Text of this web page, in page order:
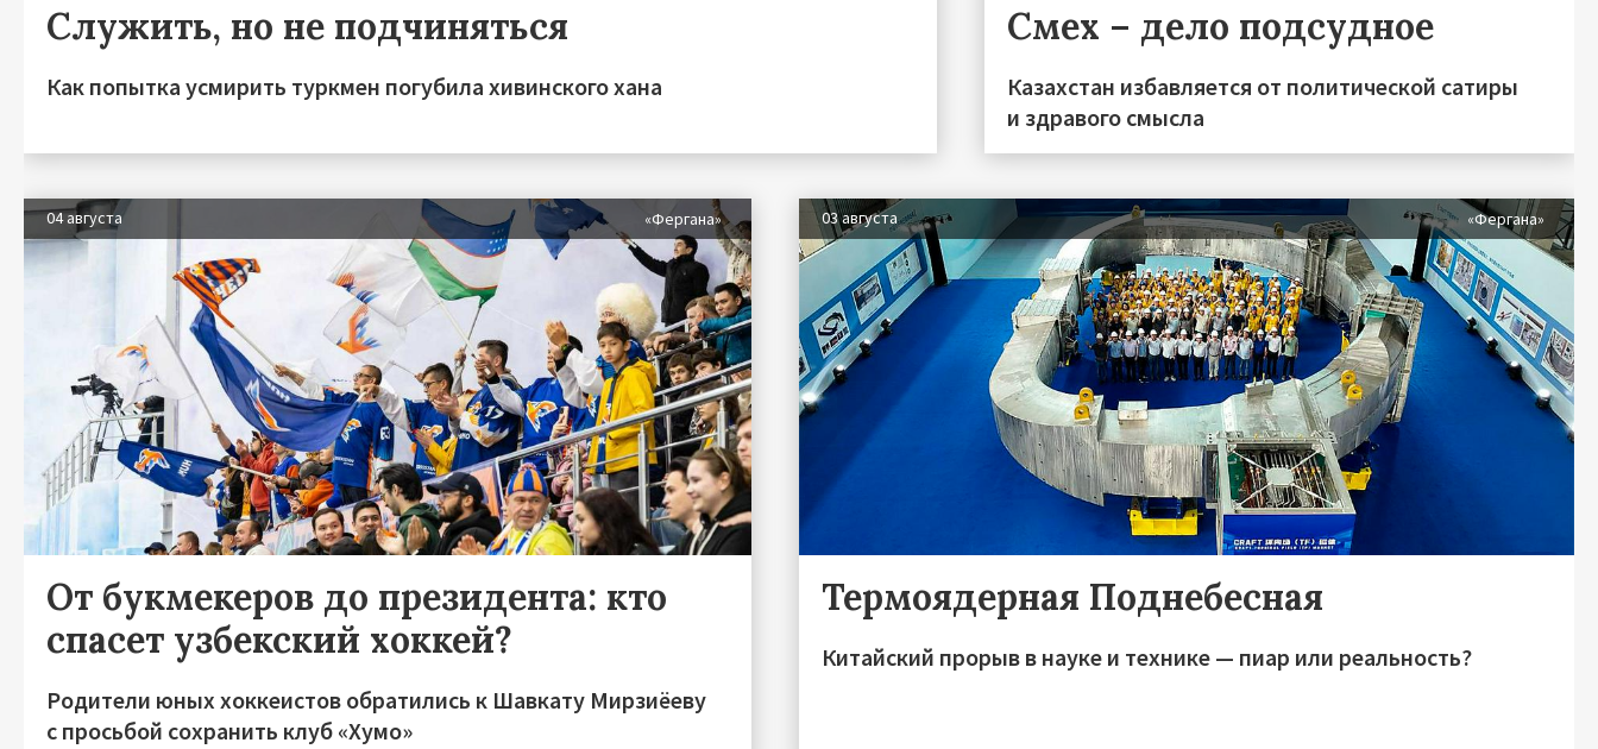
Служить, но не подчиняться
Как попытка усмирить туркмен погубила хивинского хана
Смех – дело подсудное
Казахстан избавляется от политической сатиры
и здравого смысла
04 августа «Фергана»
От букмекеров до президента: кто
спасет узбекский хоккей?
Родители юных хоккеистов обратились к Шавкату Мирзиёеву
с просьбой сохранить клуб «Хумо»
03 августа «Фергана»
Термоядерная Поднебесная
Китайский прорыв в науке и технике — пиар или реальность?